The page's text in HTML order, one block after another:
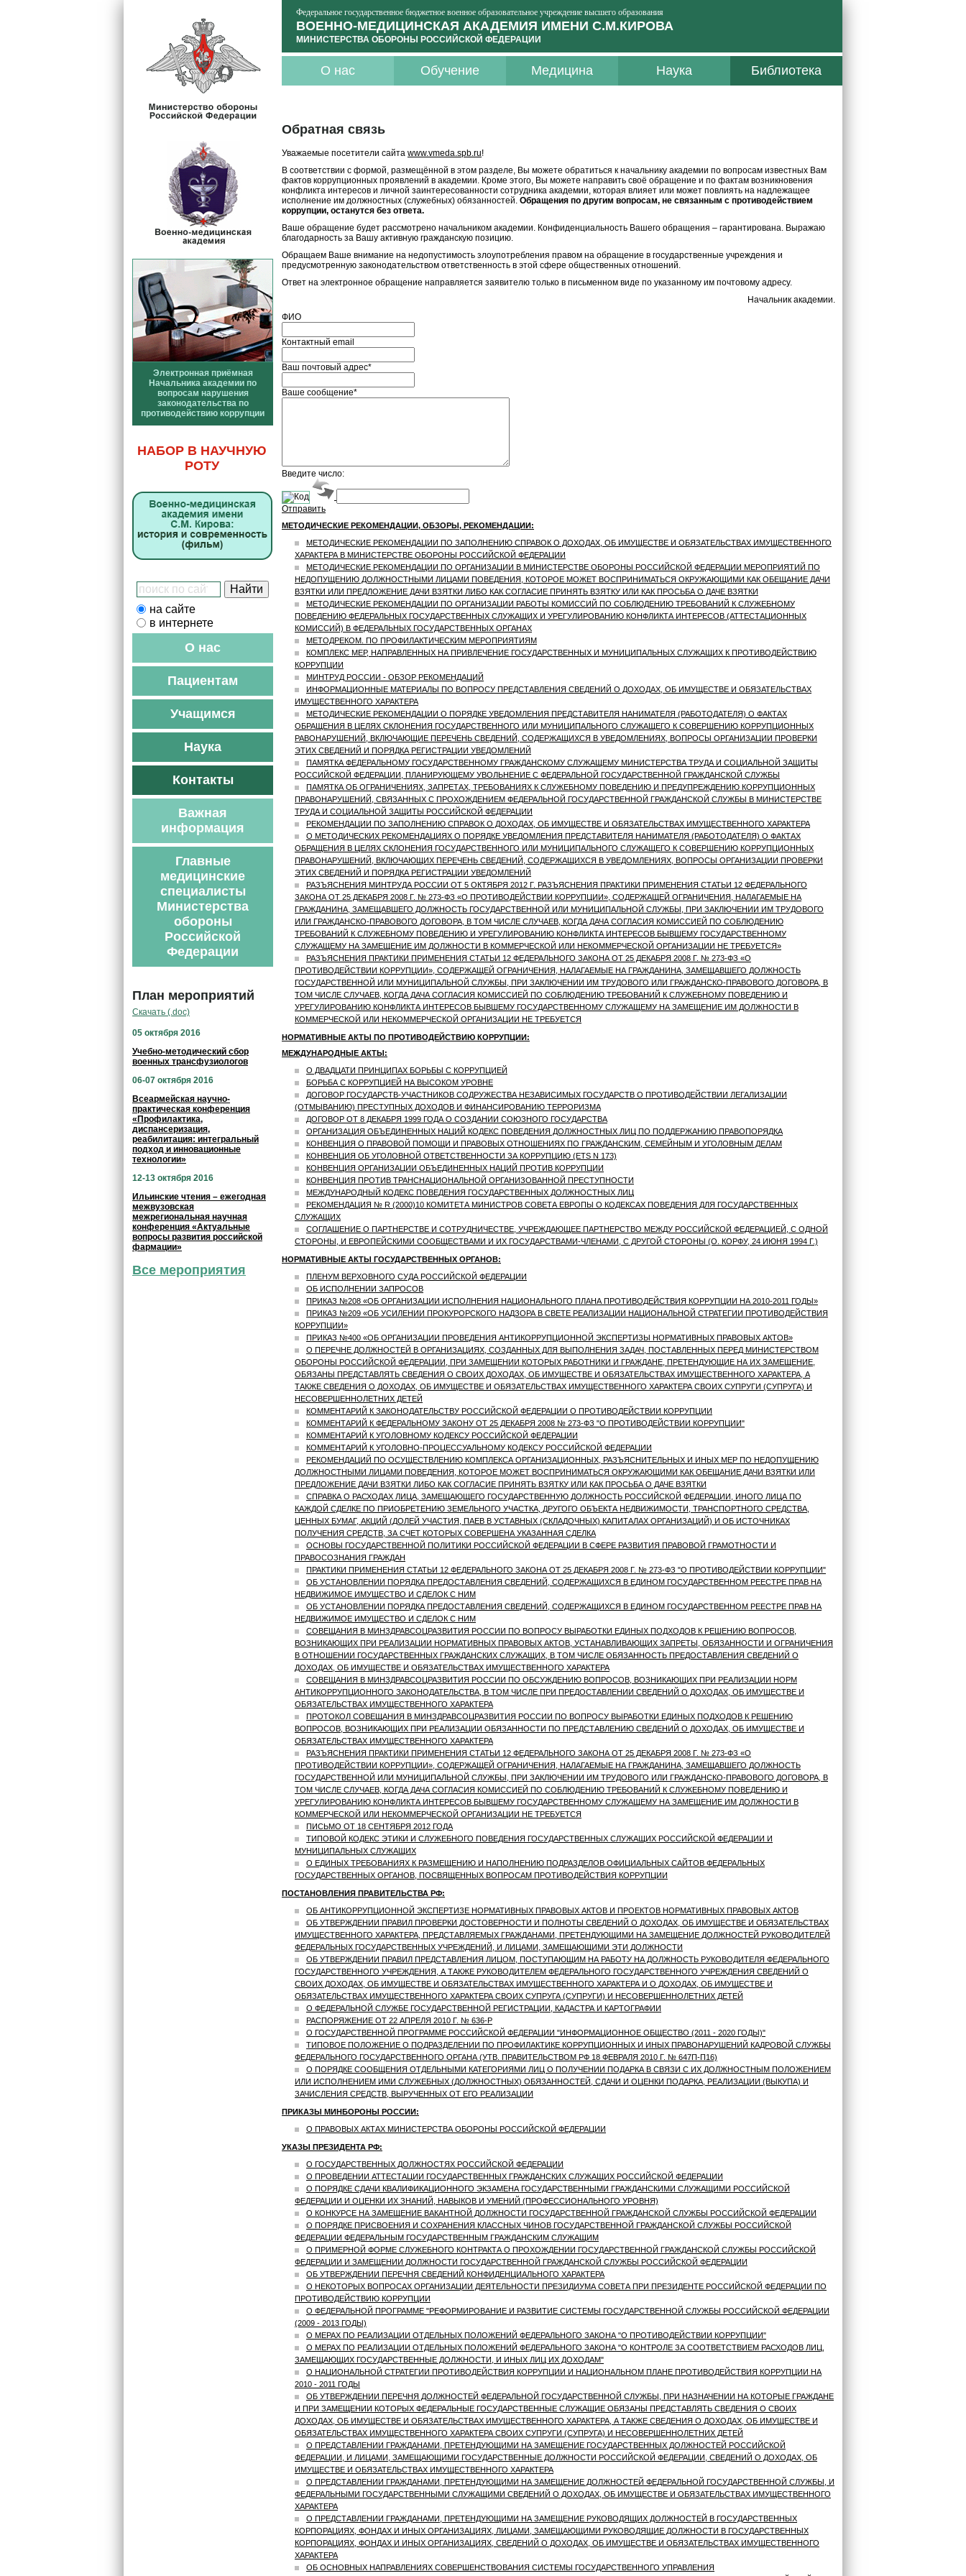
Федеральное государственное бюджетное военное образовательное учреждение высшего образования
ВОЕННО-МЕДИЦИНСКАЯ АКАДЕМИЯ ИМЕНИ С.М.КИРОВА
МИНИСТЕРСТВА ОБОРОНЫ РОССИЙСКОЙ ФЕДЕРАЦИИ
О нас Обучение Медицина Наука Библиотека
Электронная приёмная
Начальника академии по
вопросам нарушения
законодательства по
противодействию коррупции
НАБОР В НАУЧНУЮ
РОТУ
на сайте
в интернете
О нас
Пациентам
Учащимся
Наука
Контакты
Важная
информация
Главные
медицинские
специалисты
Министерства
обороны
Российской
Федерации
План мероприятий
Скачать (.doc)
05 октября 2016
Учебно-методический сбор
военных трансфузиологов
06-07 октября 2016
Всеармейская научно-
практическая конференция
«Профилактика,
диспансеризация,
реабилитация: интегральный
подход и инновационные
технологии»
12-13 октября 2016
Ильинские чтения – ежегодная
межвузовская
межрегиональная научная
конференция «Актуальные
вопросы развития российской
фармации»
Все мероприятия
Обратная связь
Уважаемые посетители сайта www.vmeda.spb.ru!
В соответствии с формой, размещённой в этом разделе, Вы можете обратиться к начальнику академии по вопросам известных Вам
фактов коррупционных проявлений в академии. Кроме этого, Вы можете направить своё обращение и по фактам возникновения
конфликта интересов и личной заинтересованности сотрудника академии, которая влияет или может повлиять на надлежащее
исполнение им должностных (служебных) обязанностей. Обращения по другим вопросам, не связанным с противодействием
коррупции, останутся без ответа.
Ваше обращение будет рассмотрено начальником академии. Конфиденциальность Вашего обращения – гарантирована. Выражаю
благодарность за Вашу активную гражданскую позицию.
Обращаем Ваше внимание на недопустимость злоупотребления правом на обращение в государственные учреждения и
предусмотренную законодательством ответственность в этой сфере общественных отношений.
Ответ на электронное обращение направляется заявителю только в письменном виде по указанному им почтовому адресу.
Начальник академии.
ФИО
Контактный email
Ваш почтовый адрес*
Ваше сообщение*
Введите число:
Отправить
МЕТОДИЧЕСКИЕ РЕКОМЕНДАЦИИ, ОБЗОРЫ, РЕКОМЕНДАЦИИ:
МЕТОДИЧЕСКИЕ РЕКОМЕНДАЦИИ ПО ЗАПОЛНЕНИЮ СПРАВОК О ДОХОДАХ, ОБ ИМУЩЕСТВЕ И ОБЯЗАТЕЛЬСТВАХ ИМУЩЕСТВЕННОГО
ХАРАКТЕРА В МИНИСТЕРСТВЕ ОБОРОНЫ РОССИЙСКОЙ ФЕДЕРАЦИИ
МЕТОДИЧЕСКИЕ РЕКОМЕНДАЦИИ ПО ОРГАНИЗАЦИИ В МИНИСТЕРСТВЕ ОБОРОНЫ РОССИЙСКОЙ ФЕДЕРАЦИИ МЕРОПРИЯТИЙ ПО
НЕДОПУЩЕНИЮ ДОЛЖНОСТНЫМИ ЛИЦАМИ ПОВЕДЕНИЯ, КОТОРОЕ МОЖЕТ ВОСПРИНИМАТЬСЯ ОКРУЖАЮЩИМИ КАК ОБЕЩАНИЕ ДАЧИ
ВЗЯТКИ ИЛИ ПРЕДЛОЖЕНИЕ ДАЧИ ВЗЯТКИ ЛИБО КАК СОГЛАСИЕ ПРИНЯТЬ ВЗЯТКУ ИЛИ КАК ПРОСЬБА О ДАЧЕ ВЗЯТКИ
МЕТОДИЧЕСКИЕ РЕКОМЕНДАЦИИ ПО ОРГАНИЗАЦИИ РАБОТЫ КОМИССИЙ ПО СОБЛЮДЕНИЮ ТРЕБОВАНИЙ К СЛУЖЕБНОМУ
ПОВЕДЕНИЮ ФЕДЕРАЛЬНЫХ ГОСУДАРСТВЕННЫХ СЛУЖАЩИХ И УРЕГУЛИРОВАНИЮ КОНФЛИКТА ИНТЕРЕСОВ (АТТЕСТАЦИОННЫХ
КОМИССИЙ) В ФЕДЕРАЛЬНЫХ ГОСУДАРСТВЕННЫХ ОРГАНАХ
МЕТОДРЕКОМ. ПО ПРОФИЛАКТИЧЕСКИМ МЕРОПРИЯТИЯМ
КОМПЛЕКС МЕР, НАПРАВЛЕННЫХ НА ПРИВЛЕЧЕНИЕ ГОСУДАРСТВЕННЫХ И МУНИЦИПАЛЬНЫХ СЛУЖАЩИХ К ПРОТИВОДЕЙСТВИЮ
КОРРУПЦИИ
МИНТРУД РОССИИ - ОБЗОР РЕКОМЕНДАЦИЙ
ИНФОРМАЦИОННЫЕ МАТЕРИАЛЫ ПО ВОПРОСУ ПРЕДСТАВЛЕНИЯ СВЕДЕНИЙ О ДОХОДАХ, ОБ ИМУЩЕСТВЕ И ОБЯЗАТЕЛЬСТВАХ
ИМУЩЕСТВЕННОГО ХАРАКТЕРА
МЕТОДИЧЕСКИЕ РЕКОМЕНДАЦИИ О ПОРЯДКЕ УВЕДОМЛЕНИЯ ПРЕДСТАВИТЕЛЯ НАНИМАТЕЛЯ (РАБОТОДАТЕЛЯ) О ФАКТАХ
ОБРАЩЕНИЯ В ЦЕЛЯХ СКЛОНЕНИЯ ГОСУДАРСТВЕННОГО ИЛИ МУНИЦИПАЛЬНОГО СЛУЖАЩЕГО К СОВЕРШЕНИЮ КОРРУПЦИОННЫХ
РАВОНАРУШЕНИЙ, ВКЛЮЧАЮЩИЕ ПЕРЕЧЕНЬ СВЕДЕНИЙ, СОДЕРЖАЩИХСЯ В УВЕДОМЛЕНИЯХ, ВОПРОСЫ ОРГАНИЗАЦИИ ПРОВЕРКИ
ЭТИХ СВЕДЕНИЙ И ПОРЯДКА РЕГИСТРАЦИИ УВЕДОМЛЕНИЙ
ПАМЯТКА ФЕДЕРАЛЬНОМУ ГОСУДАРСТВЕННОМУ ГРАЖДАНСКОМУ СЛУЖАЩЕМУ МИНИСТЕРСТВА ТРУДА И СОЦИАЛЬНОЙ ЗАЩИТЫ
РОССИЙСКОЙ ФЕДЕРАЦИИ, ПЛАНИРУЮЩЕМУ УВОЛЬНЕНИЕ С ФЕДЕРАЛЬНОЙ ГОСУДАРСТВЕННОЙ ГРАЖДАНСКОЙ СЛУЖБЫ
ПАМЯТКА ОБ ОГРАНИЧЕНИЯХ, ЗАПРЕТАХ, ТРЕБОВАНИЯХ К СЛУЖЕБНОМУ ПОВЕДЕНИЮ И ПРЕДУПРЕЖДЕНИЮ КОРРУПЦИОННЫХ
ПРАВОНАРУШЕНИЙ, СВЯЗАННЫХ С ПРОХОЖДЕНИЕМ ФЕДЕРАЛЬНОЙ ГОСУДАРСТВЕННОЙ ГРАЖДАНСКОЙ СЛУЖБЫ В МИНИСТЕРСТВЕ
ТРУДА И СОЦИАЛЬНОЙ ЗАЩИТЫ РОССИЙСКОЙ ФЕДЕРАЦИИ
РЕКОМЕНДАЦИИ ПО ЗАПОЛНЕНИЮ СПРАВОК О ДОХОДАХ, ОБ ИМУЩЕСТВЕ И ОБЯЗАТЕЛЬСТВАХ ИМУЩЕСТВЕННОГО ХАРАКТЕРА
О МЕТОДИЧЕСКИХ РЕКОМЕНДАЦИЯХ О ПОРЯДКЕ УВЕДОМЛЕНИЯ ПРЕДСТАВИТЕЛЯ НАНИМАТЕЛЯ (РАБОТОДАТЕЛЯ) О ФАКТАХ
ОБРАЩЕНИЯ В ЦЕЛЯХ СКЛОНЕНИЯ ГОСУДАРСТВЕННОГО ИЛИ МУНИЦИПАЛЬНОГО СЛУЖАЩЕГО К СОВЕРШЕНИЮ КОРРУПЦИОННЫХ
ПРАВОНАРУШЕНИЙ, ВКЛЮЧАЮЩИХ ПЕРЕЧЕНЬ СВЕДЕНИЙ, СОДЕРЖАЩИХСЯ В УВЕДОМЛЕНИЯХ, ВОПРОСЫ ОРГАНИЗАЦИИ ПРОВЕРКИ
ЭТИХ СВЕДЕНИЙ И ПОРЯДКА РЕГИСТРАЦИИ УВЕДОМЛЕНИЙ
РАЗЪЯСНЕНИЯ МИНТРУДА РОССИИ ОТ 5 ОКТЯБРЯ 2012 Г. РАЗЪЯСНЕНИЯ ПРАКТИКИ ПРИМЕНЕНИЯ СТАТЬИ 12 ФЕДЕРАЛЬНОГО
ЗАКОНА ОТ 25 ДЕКАБРЯ 2008 Г. № 273-ФЗ «О ПРОТИВОДЕЙСТВИИ КОРРУПЦИИ», СОДЕРЖАЩЕЙ ОГРАНИЧЕНИЯ, НАЛАГАЕМЫЕ НА
ГРАЖДАНИНА, ЗАМЕЩАВШЕГО ДОЛЖНОСТЬ ГОСУДАРСТВЕННОЙ ИЛИ МУНИЦИПАЛЬНОЙ СЛУЖБЫ, ПРИ ЗАКЛЮЧЕНИИ ИМ ТРУДОВОГО
ИЛИ ГРАЖДАНСКО-ПРАВОВОГО ДОГОВОРА, В ТОМ ЧИСЛЕ СЛУЧАЕВ, КОГДА ДАЧА СОГЛАСИЯ КОМИССИЕЙ ПО СОБЛЮДЕНИЮ
ТРЕБОВАНИЙ К СЛУЖЕБНОМУ ПОВЕДЕНИЮ И УРЕГУЛИРОВАНИЮ КОНФЛИКТА ИНТЕРЕСОВ БЫВШЕМУ ГОСУДАРСТВЕННОМУ
СЛУЖАЩЕМУ НА ЗАМЕЩЕНИЕ ИМ ДОЛЖНОСТИ В КОММЕРЧЕСКОЙ ИЛИ НЕКОММЕРЧЕСКОЙ ОРГАНИЗАЦИИ НЕ ТРЕБУЕТСЯ»
РАЗЪЯСНЕНИЯ ПРАКТИКИ ПРИМЕНЕНИЯ СТАТЬИ 12 ФЕДЕРАЛЬНОГО ЗАКОНА ОТ 25 ДЕКАБРЯ 2008 Г. № 273-ФЗ «О
ПРОТИВОДЕЙСТВИИ КОРРУПЦИИ», СОДЕРЖАЩЕЙ ОГРАНИЧЕНИЯ, НАЛАГАЕМЫЕ НА ГРАЖДАНИНА, ЗАМЕЩАВШЕГО ДОЛЖНОСТЬ
ГОСУДАРСТВЕННОЙ ИЛИ МУНИЦИПАЛЬНОЙ СЛУЖБЫ, ПРИ ЗАКЛЮЧЕНИИ ИМ ТРУДОВОГО ИЛИ ГРАЖДАНСКО-ПРАВОВОГО ДОГОВОРА, В
ТОМ ЧИСЛЕ СЛУЧАЕВ, КОГДА ДАЧА СОГЛАСИЯ КОМИССИЕЙ ПО СОБЛЮДЕНИЮ ТРЕБОВАНИЙ К СЛУЖЕБНОМУ ПОВЕДЕНИЮ И
УРЕГУЛИРОВАНИЮ КОНФЛИКТА ИНТЕРЕСОВ БЫВШЕМУ ГОСУДАРСТВЕННОМУ СЛУЖАЩЕМУ НА ЗАМЕЩЕНИЕ ИМ ДОЛЖНОСТИ В
КОММЕРЧЕСКОЙ ИЛИ НЕКОММЕРЧЕСКОЙ ОРГАНИЗАЦИИ НЕ ТРЕБУЕТСЯ
НОРМАТИВНЫЕ АКТЫ ПО ПРОТИВОДЕЙСТВИЮ КОРРУПЦИИ:
МЕЖДУНАРОДНЫЕ АКТЫ:
О ДВАДЦАТИ ПРИНЦИПАХ БОРЬБЫ С КОРРУПЦИЕЙ
БОРЬБА С КОРРУПЦИЕЙ НА ВЫСОКОМ УРОВНЕ
ДОГОВОР ГОСУДАРСТВ-УЧАСТНИКОВ СОДРУЖЕСТВА НЕЗАВИСИМЫХ ГОСУДАРСТВ О ПРОТИВОДЕЙСТВИИ ЛЕГАЛИЗАЦИИ
(ОТМЫВАНИЮ) ПРЕСТУПНЫХ ДОХОДОВ И ФИНАНСИРОВАНИЮ ТЕРРОРИЗМА
ДОГОВОР ОТ 8 ДЕКАБРЯ 1999 ГОДА О СОЗДАНИИ СОЮЗНОГО ГОСУДАРСТВА
ОРГАНИЗАЦИЯ ОБЪЕДИНЕННЫХ НАЦИЙ КОДЕКС ПОВЕДЕНИЯ ДОЛЖНОСТНЫХ ЛИЦ ПО ПОДДЕРЖАНИЮ ПРАВОПОРЯДКА
КОНВЕНЦИЯ О ПРАВОВОЙ ПОМОЩИ И ПРАВОВЫХ ОТНОШЕНИЯХ ПО ГРАЖДАНСКИМ, СЕМЕЙНЫМ И УГОЛОВНЫМ ДЕЛАМ
КОНВЕНЦИЯ ОБ УГОЛОВНОЙ ОТВЕТСТВЕННОСТИ ЗА КОРРУПЦИЮ (ETS N 173)
КОНВЕНЦИЯ ОРГАНИЗАЦИИ ОБЪЕДИНЕННЫХ НАЦИЙ ПРОТИВ КОРРУПЦИИ
КОНВЕНЦИЯ ПРОТИВ ТРАНСНАЦИОНАЛЬНОЙ ОРГАНИЗОВАННОЙ ПРЕСТУПНОСТИ
МЕЖДУНАРОДНЫЙ КОДЕКС ПОВЕДЕНИЯ ГОСУДАРСТВЕННЫХ ДОЛЖНОСТНЫХ ЛИЦ
РЕКОМЕНДАЦИЯ № R (2000)10 КОМИТЕТА МИНИСТРОВ СОВЕТА ЕВРОПЫ О КОДЕКСАХ ПОВЕДЕНИЯ ДЛЯ ГОСУДАРСТВЕННЫХ
СЛУЖАЩИХ
СОГЛАШЕНИЕ О ПАРТНЕРСТВЕ И СОТРУДНИЧЕСТВЕ, УЧРЕЖДАЮЩЕЕ ПАРТНЕРСТВО МЕЖДУ РОССИЙСКОЙ ФЕДЕРАЦИЕЙ, С ОДНОЙ
СТОРОНЫ, И ЕВРОПЕЙСКИМИ СООБЩЕСТВАМИ И ИХ ГОСУДАРСТВАМИ-ЧЛЕНАМИ, С ДРУГОЙ СТОРОНЫ (О. КОРФУ, 24 ИЮНЯ 1994 Г.)
НОРМАТИВНЫЕ АКТЫ ГОСУДАРСТВЕННЫХ ОРГАНОВ:
ПЛЕНУМ ВЕРХОВНОГО СУДА РОССИЙСКОЙ ФЕДЕРАЦИИ
ОБ ИСПОЛНЕНИИ ЗАПРОСОВ
ПРИКАЗ №208 «ОБ ОРГАНИЗАЦИИ ИСПОЛНЕНИЯ НАЦИОНАЛЬНОГО ПЛАНА ПРОТИВОДЕЙСТВИЯ КОРРУПЦИИ НА 2010-2011 ГОДЫ»
ПРИКАЗ №209 «ОБ УСИЛЕНИИ ПРОКУРОРСКОГО НАДЗОРА В СВЕТЕ РЕАЛИЗАЦИИ НАЦИОНАЛЬНОЙ СТРАТЕГИИ ПРОТИВОДЕЙСТВИЯ
КОРРУПЦИИ»
ПРИКАЗ №400 «ОБ ОРГАНИЗАЦИИ ПРОВЕДЕНИЯ АНТИКОРРУПЦИОННОЙ ЭКСПЕРТИЗЫ НОРМАТИВНЫХ ПРАВОВЫХ АКТОВ»
О ПЕРЕЧНЕ ДОЛЖНОСТЕЙ В ОРГАНИЗАЦИЯХ, СОЗДАННЫХ ДЛЯ ВЫПОЛНЕНИЯ ЗАДАЧ, ПОСТАВЛЕННЫХ ПЕРЕД МИНИСТЕРСТВОМ
ОБОРОНЫ РОССИЙСКОЙ ФЕДЕРАЦИИ, ПРИ ЗАМЕЩЕНИИ КОТОРЫХ РАБОТНИКИ И ГРАЖДАНЕ, ПРЕТЕНДУЮЩИЕ НА ИХ ЗАМЕЩЕНИЕ,
ОБЯЗАНЫ ПРЕДСТАВЛЯТЬ СВЕДЕНИЯ О СВОИХ ДОХОДАХ, ОБ ИМУЩЕСТВЕ И ОБЯЗАТЕЛЬСТВАХ ИМУЩЕСТВЕННОГО ХАРАКТЕРА, А
ТАКЖЕ СВЕДЕНИЯ О ДОХОДАХ, ОБ ИМУЩЕСТВЕ И ОБЯЗАТЕЛЬСТВАХ ИМУЩЕСТВЕННОГО ХАРАКТЕРА СВОИХ СУПРУГИ (СУПРУГА) И
НЕСОВЕРШЕННОЛЕТНИХ ДЕТЕЙ
КОММЕНТАРИЙ К ЗАКОНОДАТЕЛЬСТВУ РОССИЙСКОЙ ФЕДЕРАЦИИ О ПРОТИВОДЕЙСТВИИ КОРРУПЦИИ
КОММЕНТАРИЙ К ФЕДЕРАЛЬНОМУ ЗАКОНУ ОТ 25 ДЕКАБРЯ 2008 № 273-ФЗ "О ПРОТИВОДЕЙСТВИИ КОРРУПЦИИ"
КОММЕНТАРИЙ К УГОЛОВНОМУ КОДЕКСУ РОССИЙСКОЙ ФЕДЕРАЦИИ
КОММЕНТАРИЙ К УГОЛОВНО-ПРОЦЕССУАЛЬНОМУ КОДЕКСУ РОССИЙСКОЙ ФЕДЕРАЦИИ
РЕКОМЕНДАЦИЙ ПО ОСУЩЕСТВЛЕНИЮ КОМПЛЕКСА ОРГАНИЗАЦИОННЫХ, РАЗЪЯСНИТЕЛЬНЫХ И ИНЫХ МЕР ПО НЕДОПУЩЕНИЮ
ДОЛЖНОСТНЫМИ ЛИЦАМИ ПОВЕДЕНИЯ, КОТОРОЕ МОЖЕТ ВОСПРИНИМАТЬСЯ ОКРУЖАЮЩИМИ КАК ОБЕЩАНИЕ ДАЧИ ВЗЯТКИ ИЛИ
ПРЕДЛОЖЕНИЕ ДАЧИ ВЗЯТКИ ЛИБО КАК СОГЛАСИЕ ПРИНЯТЬ ВЗЯТКУ ИЛИ КАК ПРОСЬБА О ДАЧЕ ВЗЯТКИ
СПРАВКА О РАСХОДАХ ЛИЦА, ЗАМЕЩАЮЩЕГО ГОСУДАРСТВЕННУЮ ДОЛЖНОСТЬ РОССИЙСКОЙ ФЕДЕРАЦИИ, ИНОГО ЛИЦА ПО
КАЖДОЙ СДЕЛКЕ ПО ПРИОБРЕТЕНИЮ ЗЕМЕЛЬНОГО УЧАСТКА, ДРУГОГО ОБЪЕКТА НЕДВИЖИМОСТИ, ТРАНСПОРТНОГО СРЕДСТВА,
ЦЕННЫХ БУМАГ, АКЦИЙ (ДОЛЕЙ УЧАСТИЯ, ПАЕВ В УСТАВНЫХ (СКЛАДОЧНЫХ) КАПИТАЛАХ ОРГАНИЗАЦИЙ) И ОБ ИСТОЧНИКАХ
ПОЛУЧЕНИЯ СРЕДСТВ, ЗА СЧЕТ КОТОРЫХ СОВЕРШЕНА УКАЗАННАЯ СДЕЛКА
ОСНОВЫ ГОСУДАРСТВЕННОЙ ПОЛИТИКИ РОССИЙСКОЙ ФЕДЕРАЦИИ В СФЕРЕ РАЗВИТИЯ ПРАВОВОЙ ГРАМОТНОСТИ И
ПРАВОСОЗНАНИЯ ГРАЖДАН
ПРАКТИКИ ПРИМЕНЕНИЯ СТАТЬИ 12 ФЕДЕРАЛЬНОГО ЗАКОНА ОТ 25 ДЕКАБРЯ 2008 Г. № 273-ФЗ "О ПРОТИВОДЕЙСТВИИ КОРРУПЦИИ"
ОБ УСТАНОВЛЕНИИ ПОРЯДКА ПРЕДОСТАВЛЕНИЯ СВЕДЕНИЙ, СОДЕРЖАЩИХСЯ В ЕДИНОМ ГОСУДАРСТВЕННОМ РЕЕСТРЕ ПРАВ НА
НЕДВИЖИМОЕ ИМУЩЕСТВО И СДЕЛОК С НИМ
ОБ УСТАНОВЛЕНИИ ПОРЯДКА ПРЕДОСТАВЛЕНИЯ СВЕДЕНИЙ, СОДЕРЖАЩИХСЯ В ЕДИНОМ ГОСУДАРСТВЕННОМ РЕЕСТРЕ ПРАВ НА
НЕДВИЖИМОЕ ИМУЩЕСТВО И СДЕЛОК С НИМ
СОВЕЩАНИЯ В МИНЗДРАВСОЦРАЗВИТИЯ РОССИИ ПО ВОПРОСУ ВЫРАБОТКИ ЕДИНЫХ ПОДХОДОВ К РЕШЕНИЮ ВОПРОСОВ,
ВОЗНИКАЮЩИХ ПРИ РЕАЛИЗАЦИИ НОРМАТИВНЫХ ПРАВОВЫХ АКТОВ, УСТАНАВЛИВАЮЩИХ ЗАПРЕТЫ, ОБЯЗАННОСТИ И ОГРАНИЧЕНИЯ
В ОТНОШЕНИИ ГОСУДАРСТВЕННЫХ ГРАЖДАНСКИХ СЛУЖАЩИХ, В ТОМ ЧИСЛЕ ОБЯЗАННОСТЬ ПРЕДОСТАВЛЕНИЯ СВЕДЕНИЙ О
ДОХОДАХ, ОБ ИМУЩЕСТВЕ И ОБЯЗАТЕЛЬСТВАХ ИМУЩЕСТВЕННОГО ХАРАКТЕРА
СОВЕЩАНИЯ В МИНЗДРАВСОЦРАЗВИТИЯ РОССИИ ПО ОБСУЖДЕНИЮ ВОПРОСОВ, ВОЗНИКАЮЩИХ ПРИ РЕАЛИЗАЦИИ НОРМ
АНТИКОРРУПЦИОННОГО ЗАКОНОДАТЕЛЬСТВА, В ТОМ ЧИСЛЕ ПРИ ПРЕДОСТАВЛЕНИИ СВЕДЕНИЙ О ДОХОДАХ, ОБ ИМУЩЕСТВЕ И
ОБЯЗАТЕЛЬСТВАХ ИМУЩЕСТВЕННОГО ХАРАКТЕРА
ПРОТОКОЛ СОВЕЩАНИЯ В МИНЗДРАВСОЦРАЗВИТИЯ РОССИИ ПО ВОПРОСУ ВЫРАБОТКИ ЕДИНЫХ ПОДХОДОВ К РЕШЕНИЮ
ВОПРОСОВ, ВОЗНИКАЮЩИХ ПРИ РЕАЛИЗАЦИИ ОБЯЗАННОСТИ ПО ПРЕДСТАВЛЕНИЮ СВЕДЕНИЙ О ДОХОДАХ, ОБ ИМУЩЕСТВЕ И
ОБЯЗАТЕЛЬСТВАХ ИМУЩЕСТВЕННОГО ХАРАКТЕРА
РАЗЪЯСНЕНИЯ ПРАКТИКИ ПРИМЕНЕНИЯ СТАТЬИ 12 ФЕДЕРАЛЬНОГО ЗАКОНА ОТ 25 ДЕКАБРЯ 2008 Г. № 273-ФЗ «О
ПРОТИВОДЕЙСТВИИ КОРРУПЦИИ», СОДЕРЖАЩЕЙ ОГРАНИЧЕНИЯ, НАЛАГАЕМЫЕ НА ГРАЖДАНИНА, ЗАМЕЩАВШЕГО ДОЛЖНОСТЬ
ГОСУДАРСТВЕННОЙ ИЛИ МУНИЦИПАЛЬНОЙ СЛУЖБЫ, ПРИ ЗАКЛЮЧЕНИИ ИМ ТРУДОВОГО ИЛИ ГРАЖДАНСКО-ПРАВОВОГО ДОГОВОРА, В
ТОМ ЧИСЛЕ СЛУЧАЕВ, КОГДА ДАЧА СОГЛАСИЯ КОМИССИЕЙ ПО СОБЛЮДЕНИЮ ТРЕБОВАНИЙ К СЛУЖЕБНОМУ ПОВЕДЕНИЮ И
УРЕГУЛИРОВАНИЮ КОНФЛИКТА ИНТЕРЕСОВ БЫВШЕМУ ГОСУДАРСТВЕННОМУ СЛУЖАЩЕМУ НА ЗАМЕЩЕНИЕ ИМ ДОЛЖНОСТИ В
КОММЕРЧЕСКОЙ ИЛИ НЕКОММЕРЧЕСКОЙ ОРГАНИЗАЦИИ НЕ ТРЕБУЕТСЯ
ПИСЬМО ОТ 18 СЕНТЯБРЯ 2012 ГОДА
ТИПОВОЙ КОДЕКС ЭТИКИ И СЛУЖЕБНОГО ПОВЕДЕНИЯ ГОСУДАРСТВЕННЫХ СЛУЖАЩИХ РОССИЙСКОЙ ФЕДЕРАЦИИ И
МУНИЦИПАЛЬНЫХ СЛУЖАЩИХ
О ЕДИНЫХ ТРЕБОВАНИЯХ К РАЗМЕЩЕНИЮ И НАПОЛНЕНИЮ ПОДРАЗДЕЛОВ ОФИЦИАЛЬНЫХ САЙТОВ ФЕДЕРАЛЬНЫХ
ГОСУДАРСТВЕННЫХ ОРГАНОВ, ПОСВЯЩЕННЫХ ВОПРОСАМ ПРОТИВОДЕЙСТВИЯ КОРРУПЦИИ
ПОСТАНОВЛЕНИЯ ПРАВИТЕЛЬСТВА РФ:
ОБ АНТИКОРРУПЦИОННОЙ ЭКСПЕРТИЗЕ НОРМАТИВНЫХ ПРАВОВЫХ АКТОВ И ПРОЕКТОВ НОРМАТИВНЫХ ПРАВОВЫХ АКТОВ
ОБ УТВЕРЖДЕНИИ ПРАВИЛ ПРОВЕРКИ ДОСТОВЕРНОСТИ И ПОЛНОТЫ СВЕДЕНИЙ О ДОХОДАХ, ОБ ИМУЩЕСТВЕ И ОБЯЗАТЕЛЬСТВАХ
ИМУЩЕСТВЕННОГО ХАРАКТЕРА, ПРЕДСТАВЛЯЕМЫХ ГРАЖДАНАМИ, ПРЕТЕНДУЮЩИМИ НА ЗАМЕЩЕНИЕ ДОЛЖНОСТЕЙ РУКОВОДИТЕЛЕЙ
ФЕДЕРАЛЬНЫХ ГОСУДАРСТВЕННЫХ УЧРЕЖДЕНИЙ, И ЛИЦАМИ, ЗАМЕЩАЮЩИМИ ЭТИ ДОЛЖНОСТИ
ОБ УТВЕРЖДЕНИИ ПРАВИЛ ПРЕДСТАВЛЕНИЯ ЛИЦОМ, ПОСТУПАЮЩИМ НА РАБОТУ НА ДОЛЖНОСТЬ РУКОВОДИТЕЛЯ ФЕДЕРАЛЬНОГО
ГОСУДАРСТВЕННОГО УЧРЕЖДЕНИЯ, А ТАКЖЕ РУКОВОДИТЕЛЕМ ФЕДЕРАЛЬНОГО ГОСУДАРСТВЕННОГО УЧРЕЖДЕНИЯ СВЕДЕНИЙ О
СВОИХ ДОХОДАХ, ОБ ИМУЩЕСТВЕ И ОБЯЗАТЕЛЬСТВАХ ИМУЩЕСТВЕННОГО ХАРАКТЕРА И О ДОХОДАХ, ОБ ИМУЩЕСТВЕ И
ОБЯЗАТЕЛЬСТВАХ ИМУЩЕСТВЕННОГО ХАРАКТЕРА СВОИХ СУПРУГА (СУПРУГИ) И НЕСОВЕРШЕННОЛЕТНИХ ДЕТЕЙ
О ФЕДЕРАЛЬНОЙ СЛУЖБЕ ГОСУДАРСТВЕННОЙ РЕГИСТРАЦИИ, КАДАСТРА И КАРТОГРАФИИ
РАСПОРЯЖЕНИЕ ОТ 22 АПРЕЛЯ 2010 Г. № 636-Р
О ГОСУДАРСТВЕННОЙ ПРОГРАММЕ РОССИЙСКОЙ ФЕДЕРАЦИИ "ИНФОРМАЦИОННОЕ ОБЩЕСТВО (2011 - 2020 ГОДЫ)"
ТИПОВОЕ ПОЛОЖЕНИЕ О ПОДРАЗДЕЛЕНИИ ПО ПРОФИЛАКТИКЕ КОРРУПЦИОННЫХ И ИНЫХ ПРАВОНАРУШЕНИЙ КАДРОВОЙ СЛУЖБЫ
ФЕДЕРАЛЬНОГО ГОСУДАРСТВЕННОГО ОРГАНА (УТВ. ПРАВИТЕЛЬСТВОМ РФ 18 ФЕВРАЛЯ 2010 Г. № 647П-П16)
О ПОРЯДКЕ СООБЩЕНИЯ ОТДЕЛЬНЫМИ КАТЕГОРИЯМИ ЛИЦ О ПОЛУЧЕНИИ ПОДАРКА В СВЯЗИ С ИХ ДОЛЖНОСТНЫМ ПОЛОЖЕНИЕМ
ИЛИ ИСПОЛНЕНИЕМ ИМИ СЛУЖЕБНЫХ (ДОЛЖНОСТНЫХ) ОБЯЗАННОСТЕЙ, СДАЧИ И ОЦЕНКИ ПОДАРКА, РЕАЛИЗАЦИИ (ВЫКУПА) И
ЗАЧИСЛЕНИЯ СРЕДСТВ, ВЫРУЧЕННЫХ ОТ ЕГО РЕАЛИЗАЦИИ
ПРИКАЗЫ МИНБОРОНЫ РОССИИ:
О ПРАВОВЫХ АКТАХ МИНИСТЕРСТВА ОБОРОНЫ РОССИЙСКОЙ ФЕДЕРАЦИИ
УКАЗЫ ПРЕЗИДЕНТА РФ:
О ГОСУДАРСТВЕННЫХ ДОЛЖНОСТЯХ РОССИЙСКОЙ ФЕДЕРАЦИИ
О ПРОВЕДЕНИИ АТТЕСТАЦИИ ГОСУДАРСТВЕННЫХ ГРАЖДАНСКИХ СЛУЖАЩИХ РОССИЙСКОЙ ФЕДЕРАЦИИ
О ПОРЯДКЕ СДАЧИ КВАЛИФИКАЦИОННОГО ЭКЗАМЕНА ГОСУДАРСТВЕННЫМИ ГРАЖДАНСКИМИ СЛУЖАЩИМИ РОССИЙСКОЙ
ФЕДЕРАЦИИ И ОЦЕНКИ ИХ ЗНАНИЙ, НАВЫКОВ И УМЕНИЙ (ПРОФЕССИОНАЛЬНОГО УРОВНЯ)
О КОНКУРСЕ НА ЗАМЕЩЕНИЕ ВАКАНТНОЙ ДОЛЖНОСТИ ГОСУДАРСТВЕННОЙ ГРАЖДАНСКОЙ СЛУЖБЫ РОССИЙСКОЙ ФЕДЕРАЦИИ
О ПОРЯДКЕ ПРИСВОЕНИЯ И СОХРАНЕНИЯ КЛАССНЫХ ЧИНОВ ГОСУДАРСТВЕННОЙ ГРАЖДАНСКОЙ СЛУЖБЫ РОССИЙСКОЙ
ФЕДЕРАЦИИ ФЕДЕРАЛЬНЫМ ГОСУДАРСТВЕННЫМ ГРАЖДАНСКИМ СЛУЖАЩИМ
О ПРИМЕРНОЙ ФОРМЕ СЛУЖЕБНОГО КОНТРАКТА О ПРОХОЖДЕНИИ ГОСУДАРСТВЕННОЙ ГРАЖДАНСКОЙ СЛУЖБЫ РОССИЙСКОЙ
ФЕДЕРАЦИИ И ЗАМЕЩЕНИИ ДОЛЖНОСТИ ГОСУДАРСТВЕННОЙ ГРАЖДАНСКОЙ СЛУЖБЫ РОССИЙСКОЙ ФЕДЕРАЦИИ
ОБ УТВЕРЖДЕНИИ ПЕРЕЧНЯ СВЕДЕНИЙ КОНФИДЕНЦИАЛЬНОГО ХАРАКТЕРА
О НЕКОТОРЫХ ВОПРОСАХ ОРГАНИЗАЦИИ ДЕЯТЕЛЬНОСТИ ПРЕЗИДИУМА СОВЕТА ПРИ ПРЕЗИДЕНТЕ РОССИЙСКОЙ ФЕДЕРАЦИИ ПО
ПРОТИВОДЕЙСТВИЮ КОРРУПЦИИ
О ФЕДЕРАЛЬНОЙ ПРОГРАММЕ "РЕФОРМИРОВАНИЕ И РАЗВИТИЕ СИСТЕМЫ ГОСУДАРСТВЕННОЙ СЛУЖБЫ РОССИЙСКОЙ ФЕДЕРАЦИИ
(2009 - 2013 ГОДЫ)
О МЕРАХ ПО РЕАЛИЗАЦИИ ОТДЕЛЬНЫХ ПОЛОЖЕНИЙ ФЕДЕРАЛЬНОГО ЗАКОНА "О ПРОТИВОДЕЙСТВИИ КОРРУПЦИИ"
О МЕРАХ ПО РЕАЛИЗАЦИИ ОТДЕЛЬНЫХ ПОЛОЖЕНИЙ ФЕДЕРАЛЬНОГО ЗАКОНА "О КОНТРОЛЕ ЗА СООТВЕТСТВИЕМ РАСХОДОВ ЛИЦ,
ЗАМЕЩАЮЩИХ ГОСУДАРСТВЕННЫЕ ДОЛЖНОСТИ, И ИНЫХ ЛИЦ ИХ ДОХОДАМ"
О НАЦИОНАЛЬНОЙ СТРАТЕГИИ ПРОТИВОДЕЙСТВИЯ КОРРУПЦИИ И НАЦИОНАЛЬНОМ ПЛАНЕ ПРОТИВОДЕЙСТВИЯ КОРРУПЦИИ НА
2010 - 2011 ГОДЫ
ОБ УТВЕРЖДЕНИИ ПЕРЕЧНЯ ДОЛЖНОСТЕЙ ФЕДЕРАЛЬНОЙ ГОСУДАРСТВЕННОЙ СЛУЖБЫ, ПРИ НАЗНАЧЕНИИ НА КОТОРЫЕ ГРАЖДАНЕ
И ПРИ ЗАМЕЩЕНИИ КОТОРЫХ ФЕДЕРАЛЬНЫЕ ГОСУДАРСТВЕННЫЕ СЛУЖАЩИЕ ОБЯЗАНЫ ПРЕДСТАВЛЯТЬ СВЕДЕНИЯ О СВОИХ
ДОХОДАХ, ОБ ИМУЩЕСТВЕ И ОБЯЗАТЕЛЬСТВАХ ИМУЩЕСТВЕННОГО ХАРАКТЕРА, А ТАКЖЕ СВЕДЕНИЯ О ДОХОДАХ, ОБ ИМУЩЕСТВЕ И
ОБЯЗАТЕЛЬСТВАХ ИМУЩЕСТВЕННОГО ХАРАКТЕРА СВОИХ СУПРУГИ (СУПРУГА) И НЕСОВЕРШЕННОЛЕТНИХ ДЕТЕЙ
О ПРЕДСТАВЛЕНИИ ГРАЖДАНАМИ, ПРЕТЕНДУЮЩИМИ НА ЗАМЕЩЕНИЕ ГОСУДАРСТВЕННЫХ ДОЛЖНОСТЕЙ РОССИЙСКОЙ
ФЕДЕРАЦИИ, И ЛИЦАМИ, ЗАМЕЩАЮЩИМИ ГОСУДАРСТВЕННЫЕ ДОЛЖНОСТИ РОССИЙСКОЙ ФЕДЕРАЦИИ, СВЕДЕНИЙ О ДОХОДАХ, ОБ
ИМУЩЕСТВЕ И ОБЯЗАТЕЛЬСТВАХ ИМУЩЕСТВЕННОГО ХАРАКТЕРА
О ПРЕДСТАВЛЕНИИ ГРАЖДАНАМИ, ПРЕТЕНДУЮЩИМИ НА ЗАМЕЩЕНИЕ ДОЛЖНОСТЕЙ ФЕДЕРАЛЬНОЙ ГОСУДАРСТВЕННОЙ СЛУЖБЫ, И
ФЕДЕРАЛЬНЫМИ ГОСУДАРСТВЕННЫМИ СЛУЖАЩИМИ СВЕДЕНИЙ О ДОХОДАХ, ОБ ИМУЩЕСТВЕ И ОБЯЗАТЕЛЬСТВАХ ИМУЩЕСТВЕННОГО
ХАРАКТЕРА
О ПРЕДСТАВЛЕНИИ ГРАЖДАНАМИ, ПРЕТЕНДУЮЩИМИ НА ЗАМЕЩЕНИЕ РУКОВОДЯЩИХ ДОЛЖНОСТЕЙ В ГОСУДАРСТВЕННЫХ
КОРПОРАЦИЯХ, ФОНДАХ И ИНЫХ ОРГАНИЗАЦИЯХ, ЛИЦАМИ, ЗАМЕЩАЮЩИМИ РУКОВОДЯЩИЕ ДОЛЖНОСТИ В ГОСУДАРСТВЕННЫХ
КОРПОРАЦИЯХ, ФОНДАХ И ИНЫХ ОРГАНИЗАЦИЯХ, СВЕДЕНИЙ О ДОХОДАХ, ОБ ИМУЩЕСТВЕ И ОБЯЗАТЕЛЬСТВАХ ИМУЩЕСТВЕННОГО
ХАРАКТЕРА
ОБ ОСНОВНЫХ НАПРАВЛЕНИЯХ СОВЕРШЕНСТВОВАНИЯ СИСТЕМЫ ГОСУДАРСТВЕННОГО УПРАВЛЕНИЯ